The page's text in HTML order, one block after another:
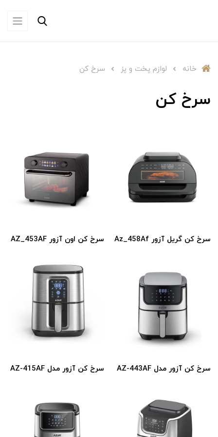
خانه لوازم پخت و پز سرخ کن
سرخ کن
سرخ کن گریل آزور Az_458Af سرخ کن اون آزور AZ_453AF
سرخ کن آزور مدل AZ-443AF سرخ کن آزور مدل AZ-415AF